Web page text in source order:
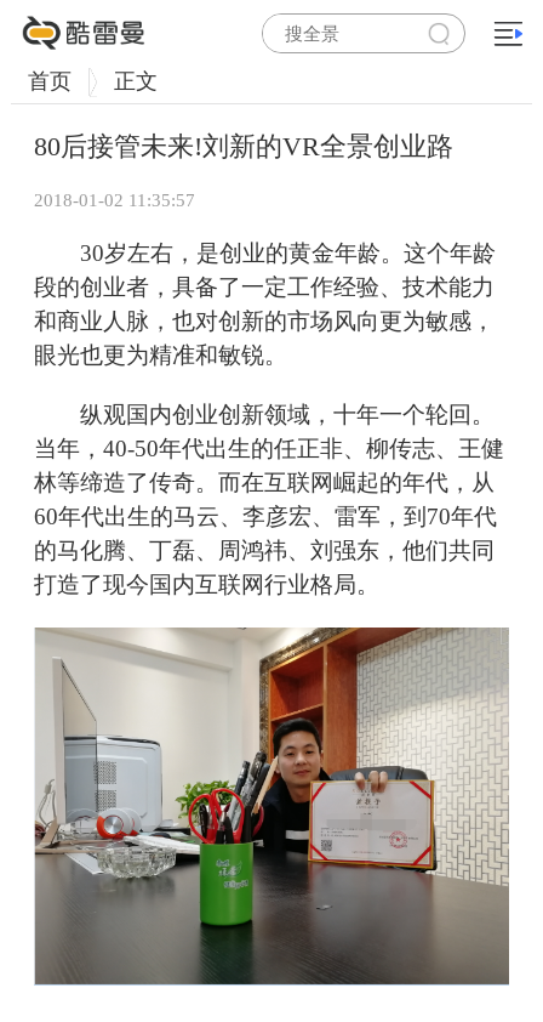
首页 正文
80后接管未来!刘新的VR全景创业路
2018-01-02 11:35:57
30岁左右，是创业的黄金年龄。这个年龄
段的创业者，具备了一定工作经验、技术能力
和商业人脉，也对创新的市场风向更为敏感，
眼光也更为精准和敏锐。
纵观国内创业创新领域，十年一个轮回。
当年，40-50年代出生的任正非、柳传志、王健
林等缔造了传奇。而在互联网崛起的年代，从
60年代出生的马云、李彦宏、雷军，到70年代
的马化腾、丁磊、周鸿祎、刘强东，他们共同
打造了现今国内互联网行业格局。